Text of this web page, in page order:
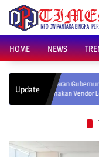
content
HOME
NEWS
Update
Gubernur,
Vendor Lokal dan